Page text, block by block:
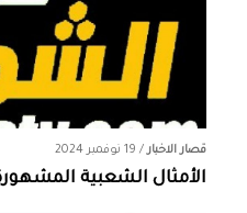
قصار الاخبار/ 19 نوفمبر 2024
الأمثال الشعبية